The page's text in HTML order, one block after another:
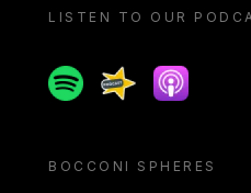
LISTEN TO OUR
SpotifySpreaker
Apple
BOCCONI SPHERES